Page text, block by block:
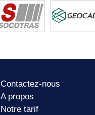
Contactez-nous
A propos
Notre tarif